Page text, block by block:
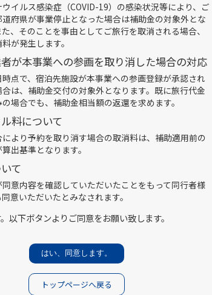
イルス感染症（COVID-19）の感染状況等により、ご
府県が事業停止となった場合は補助金の対象外とな
た、そのことを事由としてご旅行を取消される場合、
が発生します。
が本事業への参画を取り消した場合の対応
時点で、宿泊先施設が本事業への参画登録が承認され
は、補助金交付の対象外となります。既に旅行代金
場合でも、補助金相当額の返還を求めます。
料について
より予約を取り消す場合の取消料は、補助適用前の
出基準となります。
て
意内容を確認していただいたことをもって同行者様
意いただいたとみなされます。
以下ボタンよりご同意をお願い致します。
はい、同意します。
トップページへ戻る
支援ページ及び当ページに掲載のプランのみ
月1日(土)～6月30日(金)
(土)チェックアウト分まで
日：4/29～5/7出発
の20%
行商品の場合
以外の場合